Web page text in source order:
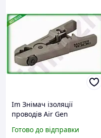
Im Знімач ізоляції
проводів Air Gen
універсальний 0,5-9,5
Готово до відправки